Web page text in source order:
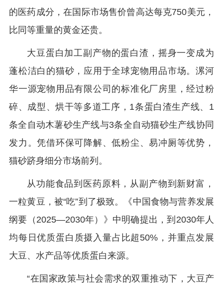
的医药成分，在国际市场售价曾高达每克750美元，
比同等重量的黄金还贵。
大豆蛋白加工副产物的蛋白渣，摇身一变成为
蓬松洁白的猫砂，应用于全球宠物用品市场。漯河
华一源宠物用品有限公司的标准化厂房里，经过粉
碎、成型、烘干等多道工序，1条蛋白渣生产线、1
条全自动木薯砂生产线与3条全自动猫砂生产线协同
发力。凭借环保可降解、低粉尘、易冲厕等优势，
猫砂跻身细分市场前列。
从功能食品到医药原料，从副产物到新财富，
一粒黄豆，被“吃”到了极致。《中国食物与营养发展
纲要（2025—2030年）》中明确提出，到2030年人
均每日优质蛋白质摄入量占比超50%，并重点发展
大豆、水产品等优质蛋白来源。
“在国家政策与社会需求的双重推动下，大豆产